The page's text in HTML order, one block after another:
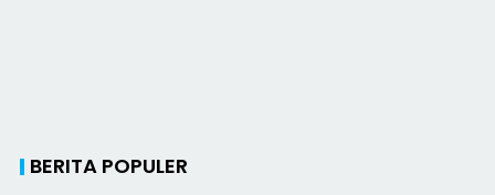
BERITA POPULER